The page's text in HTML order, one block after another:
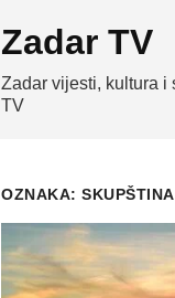
Zadar TV
Zadar vijesti, kultura i
TV
OZNAKA: SKUPŠTINA